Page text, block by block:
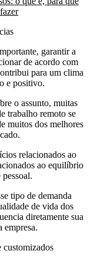
garantir a
de acordo com
para um clima
e positivo.
o assunto, muitas
trabalho remoto se
muitos dos melhores
relacionados ao
ao equilíbrio
tipo de demanda
de vida dos
diretamente sua
empresa.